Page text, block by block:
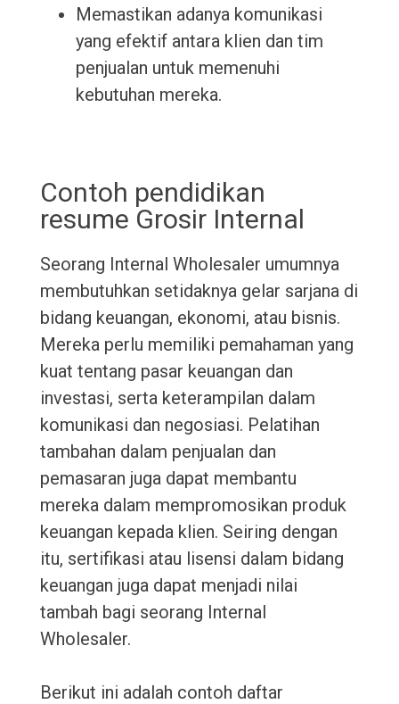
Memastikan adanya komunikasi
yang efektif antara klien dan tim
penjualan untuk memenuhi
kebutuhan mereka.
Contoh pendidikan
resume Grosir Internal
Seorang Internal Wholesaler umumnya
membutuhkan setidaknya gelar sarjana di
bidang keuangan, ekonomi, atau bisnis.
Mereka perlu memiliki pemahaman yang
kuat tentang pasar keuangan dan
investasi, serta keterampilan dalam
komunikasi dan negosiasi. Pelatihan
tambahan dalam penjualan dan
pemasaran juga dapat membantu
mereka dalam mempromosikan produk
keuangan kepada klien. Seiring dengan
itu, sertifikasi atau lisensi dalam bidang
keuangan juga dapat menjadi nilai
tambah bagi seorang Internal
Wholesaler.
Berikut ini adalah contoh daftar